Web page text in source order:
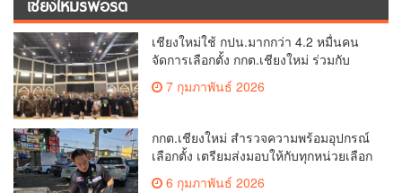
เชียงใหม่ใช้ กปน.มากกว่า 4.2 หมื่นคน
จัดการเลือกตั้ง กกต.เชียงใหม่ ร่วมกับ
นายอำเภอหางดง ตรวจความเรียบร้อย
การมอบอุปกรณ์ บัตรเลือกตั้ง/ออกเสียง
7 กุมภาพันธ์ 2026
กกต.เชียงใหม่ สำรวจความพร้อมอุปกรณ์
เลือกตั้ง เตรียมส่งมอบให้กับทุกหน่วยเลือก
ตั้งในวันพรุ่งนี้
6 กุมภาพันธ์ 2026